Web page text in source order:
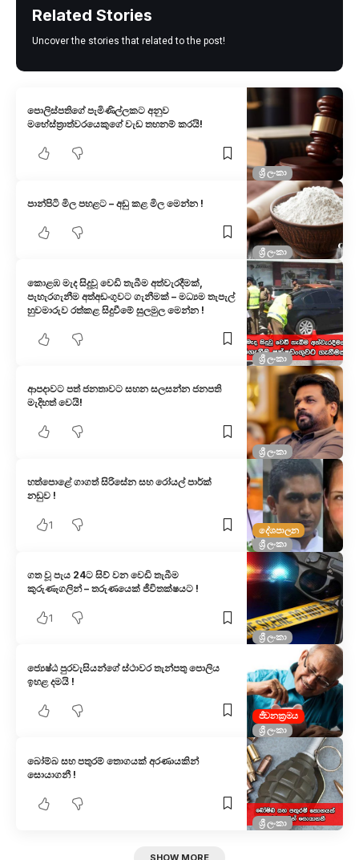
Related Stories
Uncover the stories that related to the post!
ශ්‍රී ලංකා
පොලිස්පතිගේ පැමිණිල්ලකට අනුව
මහේස්ත්‍රාත්වරයෙකුගේ වැඩ තහනම් කරයි!
ශ්‍රී ලංකා
පාන්පිටි මිල පහළට – අඩු කළ මිල මෙන්න !
ශ්‍රී ලංකා
කොළඹ මැද සිදුවූ වෙඩි තැබීම අත්වැරදීමක්,
පැහැරගැනීම අත්අඩංගුවට ගැනීමක් – මධ්‍යම තැපැල්
හුවමාරුව රත්කළ සිදුවීමේ සුලමුල මෙන්න !
ශ්‍රී ලංකා
ආපදාවට පත් ජනතාවට සහන සලසන්න ජනපති
මැදිහත් වෙයි!
දේශපාලන
ශ්‍රී ලංකා
හත්පොළේ ගාගත් සිරිසේන සහ රෝයල් පාර්ක්
නඩුව !
1
ශ්‍රී ලංකා
ගත වූ පැය 24ට සිව් වන වෙඩි තැබීම
කුරුණෑගලින් – තරුණයෙක් ජීවිතක්ෂයට !
1
ජීවනක්‍රමය
ශ්‍රී ලංකා
ජ්‍යෙෂ්ඨ පුරවැසියන්ගේ ස්ථාවර තැන්පතු පොලිය
ඉහළ දමයි !
ශ්‍රී ලංකා
බෝම්බ සහ පතුරම් තොගයක් අරණායකින්
සොයාගනී !